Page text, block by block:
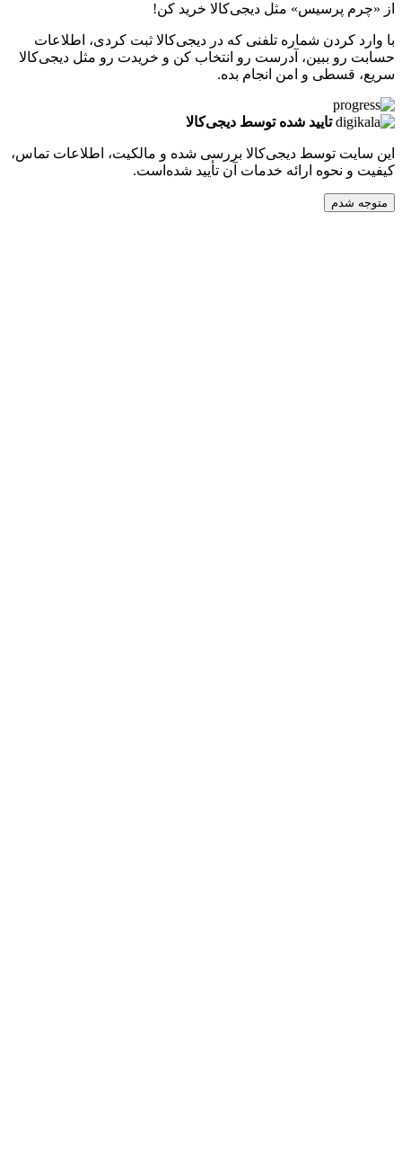
پرسیس» مثل دیجی‌کالا خرید کن!
شماره تلفنی که در دیجی‌کالا ثبت کردی، اطلاعات
ببین، آدرست رو انتخاب کن و خریدت رو مثل دیجی‌کالا
و امن انجام بده.
تایید شده توسط دیجی‌کالا
توسط دیجی‌کالا بررسی شده و مالکیت، اطلاعات تماس،
ارائه خدمات آن تأیید شده‌است.